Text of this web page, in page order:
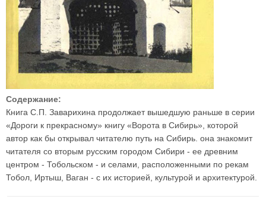
Содержание:
Книга С.П. Заварихина продолжает вышедшую раньше в серии
«Дороги к прекрасному» книгу «Ворота в Сибирь», которой
автор как бы открывал читателю путь на Сибирь. она знакомит
читателя со вторым русским городом Сибири - ее древним
центром - Тобольском - и селами, расположенными по рекам
Тобол, Иртыш, Ваган - с их историей, культурой и архитектурой.